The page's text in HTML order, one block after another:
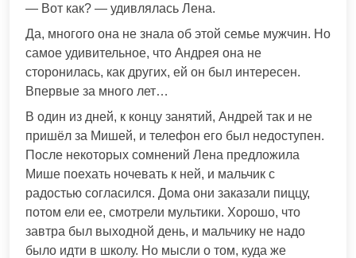
— Вот как? — удивлялась Лена.
Да, многого она не знала об этой семье мужчин. Но
самое удивительное, что Андрея она не
сторонилась, как других, ей он был интересен.
Впервые за много лет…
В один из дней, к концу занятий, Андрей так и не
пришёл за Мишей, и телефон его был недоступен.
После некоторых сомнений Лена предложила
Мише поехать ночевать к ней, и мальчик с
радостью согласился. Дома они заказали пиццу,
потом ели ее, смотрели мультики. Хорошо, что
завтра был выходной день, и мальчику не надо
было идти в школу. Но мысли о том, куда же